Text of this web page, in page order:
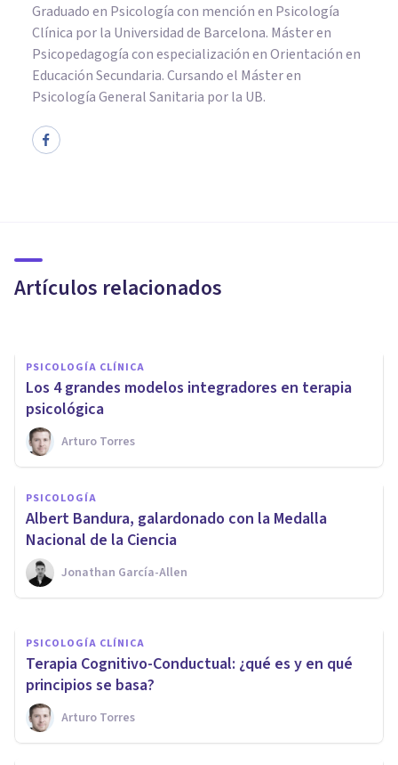
Graduado en Psicología con mención en Psicología
Clínica por la Universidad de Barcelona. Máster en
Psicopedagogía con especialización en Orientación en
Educación Secundaria. Cursando el Máster en
Psicología General Sanitaria por la UB.
Artículos relacionados
responder
PSICOLOGÍA CLÍNICA
Los 4 grandes modelos integradores en terapia
psicológica
Arturo Torres
PSICOLOGÍA
​Albert Bandura, galardonado con la Medalla
Nacional de la Ciencia
Jonathan García-Allen
Los aportes de Sócrates el
griego a la Psicología
Oscar Castillero Mimenza
PSICOLOGÍA CLÍNICA
​Terapia Cognitivo-Conductual: ¿qué es y en qué
principios se basa?
Arturo Torres